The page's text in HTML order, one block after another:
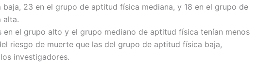
23 en el grupo de aptitud física mediana, y 18 en el grupo de
alta.
en el grupo alto y el grupo mediano de aptitud física tenían menos
riesgo de muerte que las del grupo de aptitud física baja,
investigadores.